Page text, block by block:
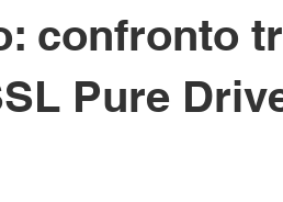
confronto
Pure